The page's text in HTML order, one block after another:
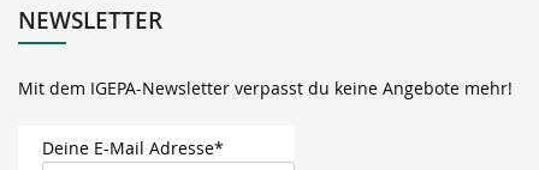
NEWSLETTER
Mit dem IGEPA-Newsletter verpasst du keine Angebote mehr!
Deine E-Mail Adresse*